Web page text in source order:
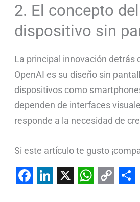
2. El concepto del
dispositivo sin
La principal innovación detrás
OpenAI es su diseño sin
dispositivos como
dependen de interfaces
responde a la necesidad de
Si este artículo te gusto